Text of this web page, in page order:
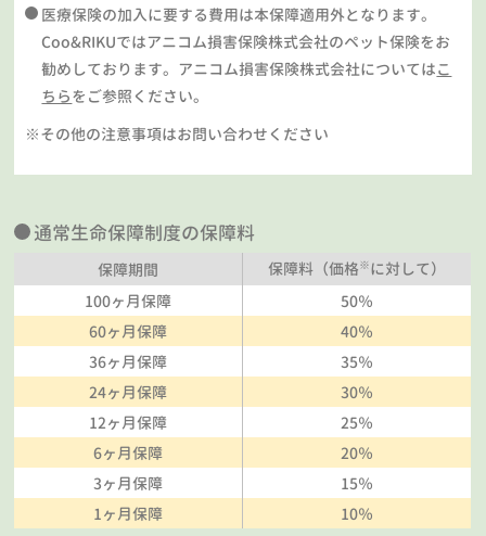
医療保険の加入に要する費用は本保障適用外となります。
Coo&RIKUではアニコム損害保険株式会社のペット保険をお
勧めしております。アニコム損害保険株式会社についてはこ
ちらをご参照ください。
※その他の注意事項はお問い合わせください
通常生命保障制度の保障料
保障期間 保障料（価格※に対して）
100ヶ月保障
50％
60ヶ月保障
40％
36ヶ月保障
35％
24ヶ月保障
30％
12ヶ月保障
25％
6ヶ月保障
20％
3ヶ月保障
15％
1ヶ月保障
10％